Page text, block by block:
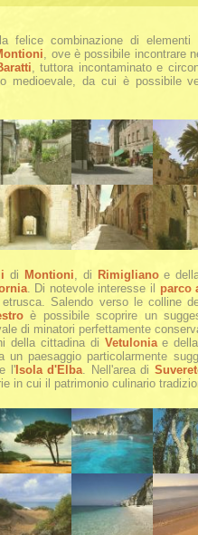
felice combinazione di elementi
, ove è possibile incontrare
, tuttora incontaminato e
medioevale, da cui è possibile
di Montioni , di Rimiglianoe
. Di notevole interesse il parco
Salendo verso le colline
è possibile scoprire un
di minatori perfettamente
della cittadina di Vetuloniae della
un paesaggio particolarmente
l'Isola d'Elba . Nell'area di
in cui il patrimonio culinario